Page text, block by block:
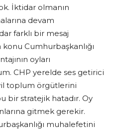
İktidar olmanın
devam
farklı bir mesaj
Cumhurbaşkanlığı
oyları
CHP yerelde ses getirici
toplum örgütlerini
bir stratejik hatadır. Oy
gitmek gerekir.
muhalefetini